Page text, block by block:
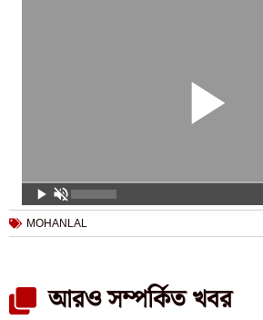
MOHANLAL
আরও সম্পর্কিত খবর